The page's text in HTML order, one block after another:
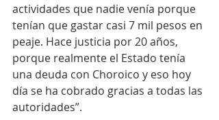
actividades que nadie venía porque
tenían que gastar casi 7 mil pesos en
peaje. Hace justicia por 20 años,
porque realmente el Estado tenía
una deuda con Choroico y eso hoy
día se ha cobrado gracias a todas las
autoridades”.